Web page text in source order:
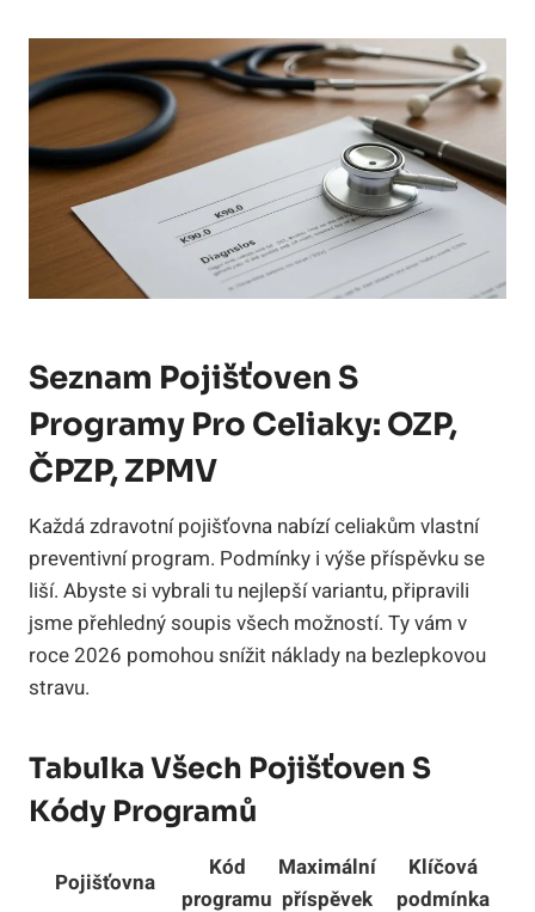
Seznam Pojišťoven S
Programy Pro Celiaky: OZP,
ČPZP, ZPMV
Každá zdravotní pojišťovna nabízí celiakům vlastní
preventivní program. Podmínky i výše příspěvku se
liší. Abyste si vybrali tu nejlepší variantu, připravili
jsme přehledný soupis všech možností. Ty vám v
roce 2026 pomohou snížit náklady na bezlepkovou
stravu.
Tabulka Všech Pojišťoven S
Kódy Programů
Pojišťovna
Kód
programu
Maximální
příspěvek
Klíčová
podmínka